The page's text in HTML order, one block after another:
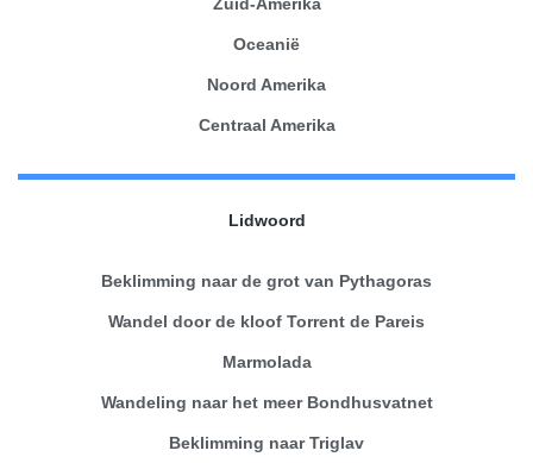
Oceanië
Noord Amerika
Centraal Amerika
Lidwoord
Beklimming naar de grot van Pythagoras
Wandel door de kloof Torrent de Pareis
Marmolada
Wandeling naar het meer Bondhusvatnet
Beklimming naar Triglav